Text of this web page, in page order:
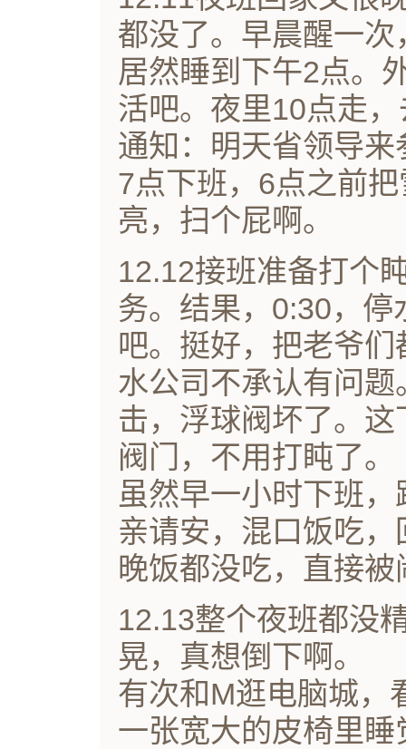
都没了。早晨醒一
居然睡到下午2点。
活吧。夜里10点走
通知：明天省领导
7点下班，6点之前
亮，扫个屁啊。
12.12接班准备打个
务。结果，0:30，
吧。挺好，把老爷
水公司不承认有问
击，浮球阀坏了。
阀门，不用打盹了。
虽然早一小时下班
亲请安，混口饭吃
晚饭都没吃，直接
12.13整个夜班都没
晃，真想倒下啊。
有次和M逛电脑城，
一张宽大的皮椅里